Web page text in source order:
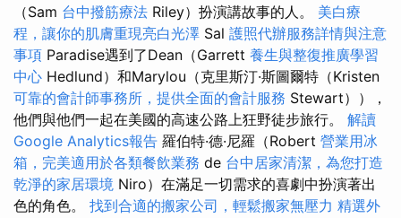
（Sam 台中撥筋療法 Riley）扮演講故事的人。 美白療
程，讓你的肌膚重現亮白光澤 Sal 護照代辦服務詳情與注意
事項 Paradise遇到了Dean（Garrett 養生與整復推廣學習
中心 Hedlund）和Marylou（克里斯汀·斯圖爾特（Kristen
可靠的會計師事務所，提供全面的會計服務 Stewart）），
他們與他們一起在美國的高速公路上狂野徒步旅行。 解讀
Google Analytics報告 羅伯特·德·尼羅（Robert 營業用冰
箱，完美適用於各類餐飲業務 de 台中居家清潔，為您打造
乾淨的家居環境 Niro）在滿足一切需求的喜劇中扮演著出
色的角色。 找到合適的搬家公司，輕鬆搬家無壓力 精選外